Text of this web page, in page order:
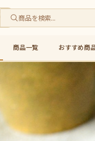
商品一覧 おすすめ商
ン通販・お取